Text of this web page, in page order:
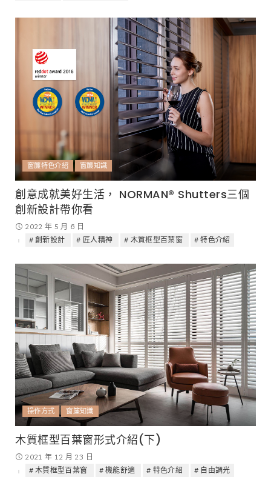
窗簾特色介紹 窗簾知識
創意成就美好生活， NORMAN® Shutters三個
創新設計帶你看
2022 年 5 月 6 日
創新設計
匠人精神 木質框型百葉窗 特色介紹
操作方式 窗簾知識
木質框型百葉窗形式介紹(下)
2021 年 12 月 23 日
木質框型百葉窗
機能舒適 特色介紹 自由調光